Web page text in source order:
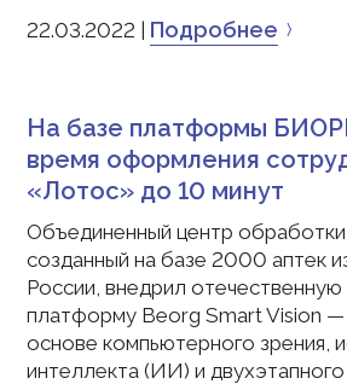
22.03.2022 | Подробнее
На базе платформы
время оформления
«Лотос» до 10 минут
Объединенный центр
созданный на базе 2000 аптек
России, внедрил
платформу Beorg Smart Vision
основе компьютерного зрения,
интеллекта (ИИ) и двухэтапного